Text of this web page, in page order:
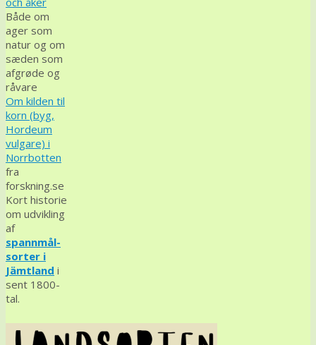
Både om
ager som
natur og om
sæden som
afgrøde og
råvare
Om kilden til
korn (byg,
Hordeum
vulgare) i
Norrbotten
fra
forskning.se
Kort historie
om udvikling
af
spannmål-
sorter i
Jämtland i
sent 1800-
tal.